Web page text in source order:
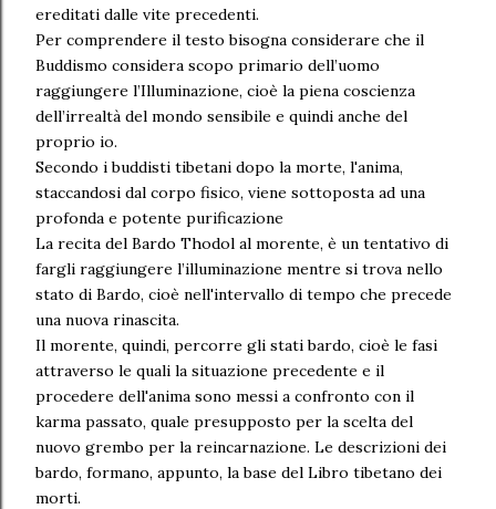
ereditati dalle vite precedenti.
Per comprendere il testo bisogna considerare che il
Buddismo considera scopo primario dell’uomo
raggiungere l’Illuminazione, cioè la piena coscienza
dell’irrealtà del mondo sensibile e quindi anche del
proprio io.
Secondo i buddisti tibetani dopo la morte, l'anima,
staccandosi dal corpo fisico, viene sottoposta ad una
profonda e potente purificazione
La recita del Bardo Thodol al morente, è un tentativo di
fargli raggiungere l’illuminazione mentre si trova nello
stato di Bardo, cioè nell'intervallo di tempo che precede
una nuova rinascita.
Il morente, quindi, percorre gli stati bardo, cioè le fasi
attraverso le quali la situazione precedente e il
procedere dell'anima sono messi a confronto con il
karma passato, quale presupposto per la scelta del
nuovo grembo per la reincarnazione. Le descrizioni dei
bardo, formano, appunto, la base del Libro tibetano dei
morti.